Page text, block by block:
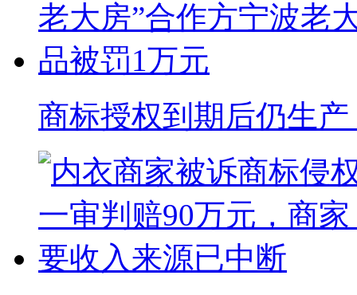
商标授权到期后仍生产